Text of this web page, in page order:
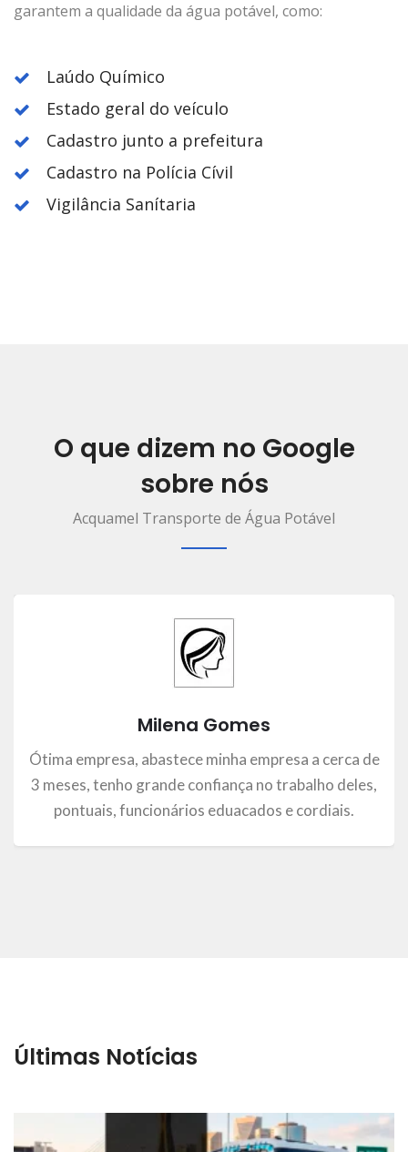
garantem a qualidade da água potável, como:
Laúdo Químico
Estado geral do veículo
Cadastro junto a prefeitura
Cadastro na Polícia Cívil
Vigilância Sanítaria
O que dizem no Google
sobre nós
Acquamel Transporte de Água Potável
Milena Gomes
Ótima empresa, abastece minha empresa a cerca de
3 meses, tenho grande confiança no trabalho deles,
pontuais, funcionários eduacados e cordiais.
Últimas Notícias